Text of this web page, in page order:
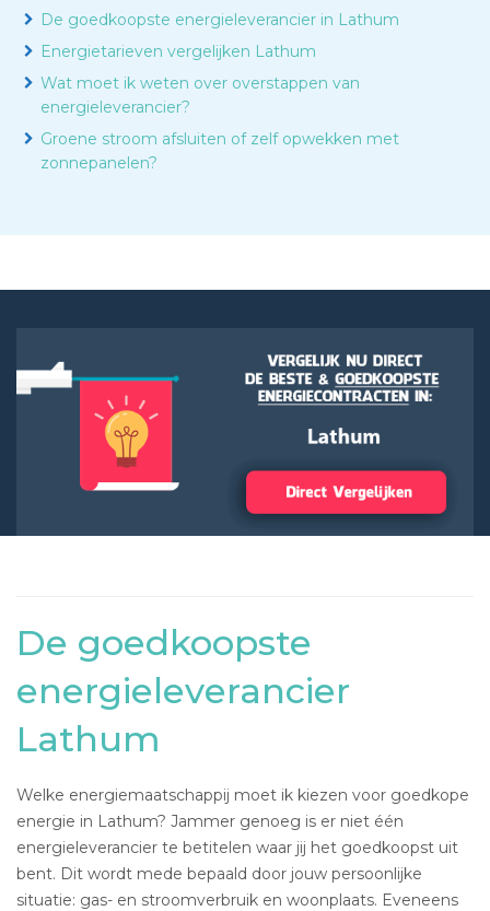
De goedkoopste energieleverancier in Lathum
Energietarieven vergelijken Lathum
Wat moet ik weten over overstappen van
energieleverancier?
Groene stroom afsluiten of zelf opwekken met
zonnepanelen?
De goedkoopste
energieleverancier
Lathum
Welke energiemaatschappij moet ik kiezen voor goedkope
energie in Lathum? Jammer genoeg is er niet één
energieleverancier te betitelen waar jij het goedkoopst uit
bent. Dit wordt mede bepaald door jouw persoonlijke
situatie: gas- en stroomverbruik en woonplaats. Eveneens